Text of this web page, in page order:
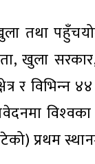
तथा
खुला
र विभिन्‍न
प्रथम